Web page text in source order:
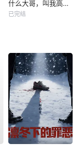
什么大哥，叫我高律师
已完结